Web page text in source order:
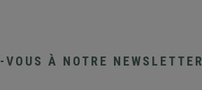
À NOTRE NEWSLETTER